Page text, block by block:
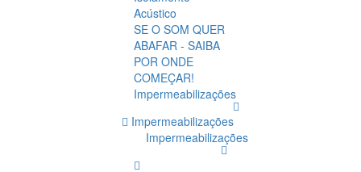
Acústico
SE O SOM QUER
ABAFAR - SAIBA
POR ONDE
COMEÇAR!
Impermeabilizações
Impermeabilizações
Impermeabilizações